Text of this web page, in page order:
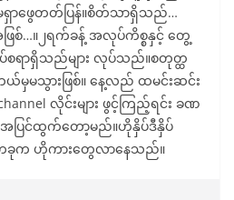
ဖွေတတ်ပြန်။စိတ်သာရှိသည်…
…။၂ရက်ခန့် အလုပ်ကိစ္စနှင့် တွေ့
ရာရှိသည်များ လုပ်သည်။စတုတ္ထ
မှမသွားဖြစ်။ နေ့လည် ထမင်းဆင်း
channel လိုင်းများ ဖွင့်ကြည့်ရင်း ခဏ
ပြင်ထွက်တော့မည်။ဟိုနှိပ်ဒီနှိပ်
တခုက ဟိုကားတွေလာနေသည်။